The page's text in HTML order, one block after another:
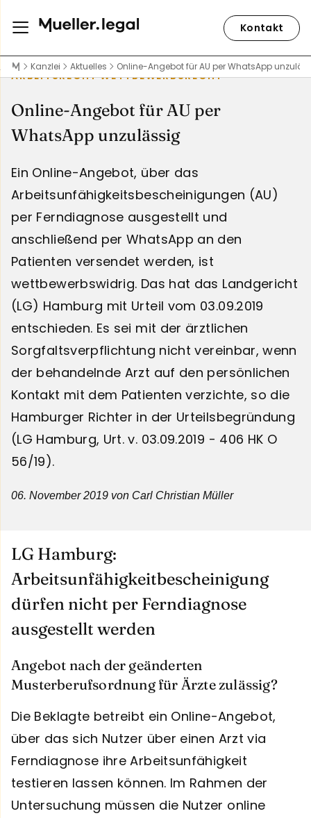
Kontakt
Kanzlei Aktuelles Online-Angebot für AU per WhatsApp
ARBEITSRECHT WETTBEWERBSRECHT
Online-Angebot für AU per
WhatsApp unzulässig
Ein Online-Angebot, über das
Arbeitsunfähigkeitsbescheinigungen (AU)
per Ferndiagnose ausgestellt und
anschließend per WhatsApp an den
Patienten versendet werden, ist
wettbewerbswidrig. Das hat das Landgericht
(LG) Hamburg mit Urteil vom 03.09.2019
entschieden. Es sei mit der ärztlichen
Sorgfaltsverpflichtung nicht vereinbar, wenn
der behandelnde Arzt auf den persönlichen
Kontakt mit dem Patienten verzichte, so die
Hamburger Richter in der Urteilsbegründung
(LG Hamburg, Urt. v. 03.09.2019 - 406 HK O
56/19).
06. November 2019 von Carl Christian Müller
LG Hamburg:
Arbeitsunfähigkeitbescheinigung
dürfen nicht per Ferndiagnose
ausgestellt werden
Angebot nach der geänderten
Musterberufsordnung für Ärzte zulässig?
Die Beklagte betreibt ein Online-Angebot,
über das sich Nutzer über einen Arzt via
Ferndiagnose ihre Arbeitsunfähigkeit
testieren lassen können. Im Rahmen der
Untersuchung müssen die Nutzer online